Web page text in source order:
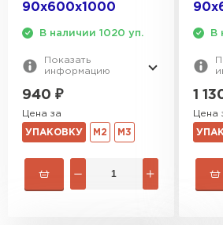
90х600х1000
В наличии 1020 уп.
Показать
информацию
940 ₽
Цена за
УПАКОВКУ М2 М3
В
1
Цена